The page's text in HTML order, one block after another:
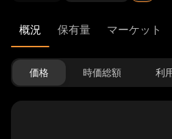
概況 保有量 マーケット
価格 時価総額 利